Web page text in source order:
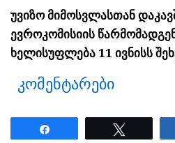
უვიზო მიმოსვლასთან
ევროკომისიის
ხელისუფლება 11 ივნისს
კომენტარები